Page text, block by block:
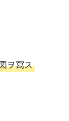
ヲ寫ス